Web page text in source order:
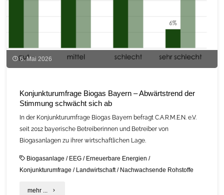
6. Mai 2026
Konjunkturumfrage Biogas Bayern – Abwärtstrend der
Stimmung schwächt sich ab
In der Konjunkturumfrage Biogas Bayern befragt C.A.R.M.E.N. e.V.
seit 2012 bayerische Betreiberinnen und Betreiber von
Biogasanlagen zu ihrer wirtschaftlichen Lage.
Biogasanlage / EEG / Erneuerbare Energien /
Konjunkturumfrage / Landwirtschaft/ Nachwachsende Rohstoffe
mehr ... "Konjunkturumfrage